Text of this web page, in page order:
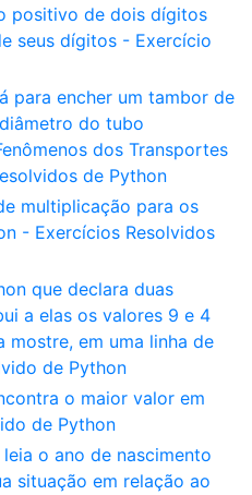
positivo de dois dígitos
seus dígitos - Exercício
para encher um tambor de
do tubo
dos Transportes
de Python
multiplicação para os
- Exercícios Resolvidos
que declara duas
a elas os valores 9 e 4
mostre, em uma linha de
de Python
o maior valor em
de Python
o ano de nascimento
situação em relação ao